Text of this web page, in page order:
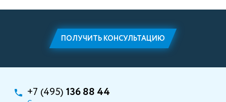
ПОЛУЧИТЬ КОНСУЛЬТАЦИЮ
+7 (495) 136 88 44